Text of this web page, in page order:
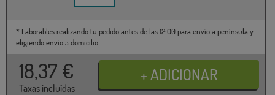
* Laborables realizando tu pedido antes de las 12:00 para envío a península y
eligiendo envío a domicilio.
18,37 €
Taxas incluídas